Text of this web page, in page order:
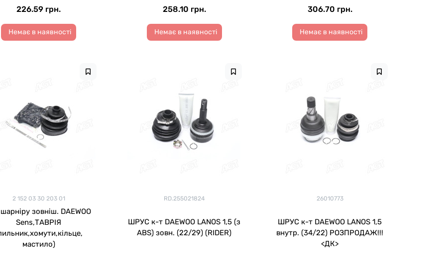
226.59 грн.
Немає в наявності
258.10 грн.
Немає в наявності
306.70 грн.
Немає в наявності
2 152 03 30 203 01
зовніш. DAEWOO
Sens,ТАВРІЯ
мастило)
RD.255021824
ШРУС к-т DAEWOO LANOS 1,5 (з
ABS) зовн. (22/29) (RIDER)
26010773
ШРУС к-т DAEWOO LANOS 1,5
внутр. (34/22) РОЗПРОДАЖ!!!
<ДК>